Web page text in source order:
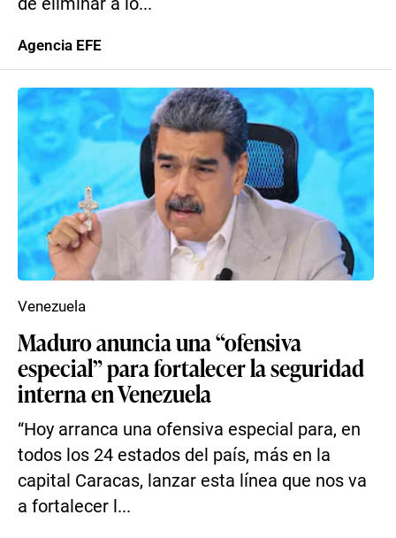
Agencia EFE
Maduro anuncia una “ofensiva
especial” para fortalecer la seguridad
interna en Venezuela
“Hoy arranca una ofensiva especial para, en
todos los 24 estados del país, más en la
capital Caracas, lanzar esta línea que nos va
a fortalecer l...
Venezuela